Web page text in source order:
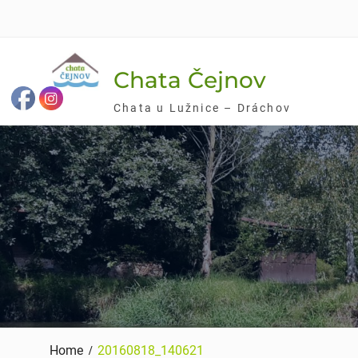
Chata Čejnov
Chata u Lužnice – Dráchov
Home 20160818_140621